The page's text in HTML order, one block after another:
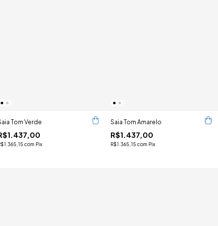
Tom Verde
com Pix
Saia Tom Amarelo
R$1.437,00
R$1.365,15 com Pix